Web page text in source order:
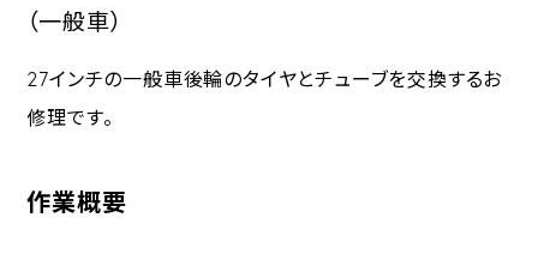
（一般車）
27インチの一般車後輪のタイヤとチューブを交換するお
修理です。
作業概要